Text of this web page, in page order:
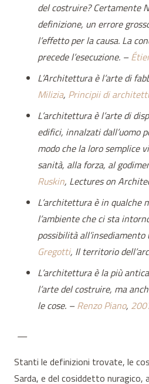
del costruire? Certamente
definizione, un errore
l’effetto per la causa. La
precede l’esecuzione. –
L’Architettura è l’arte di
Milizia, Principii di
L’architettura è l’arte di
edifici, innalzati dall’uomo
modo che la loro semplice
sanità, alla forza, al
Ruskin, Lectures on
L’architettura è in qualche
l’ambiente che ci sta
possibilità all’insediamento
Gregotti, Il territorio
L’architettura è la più
l’arte del costruire, ma
le cose. –Renzo Piano,
—
Stanti le definizioni trovate, le
Sarda, e del cosiddetto nuragico,